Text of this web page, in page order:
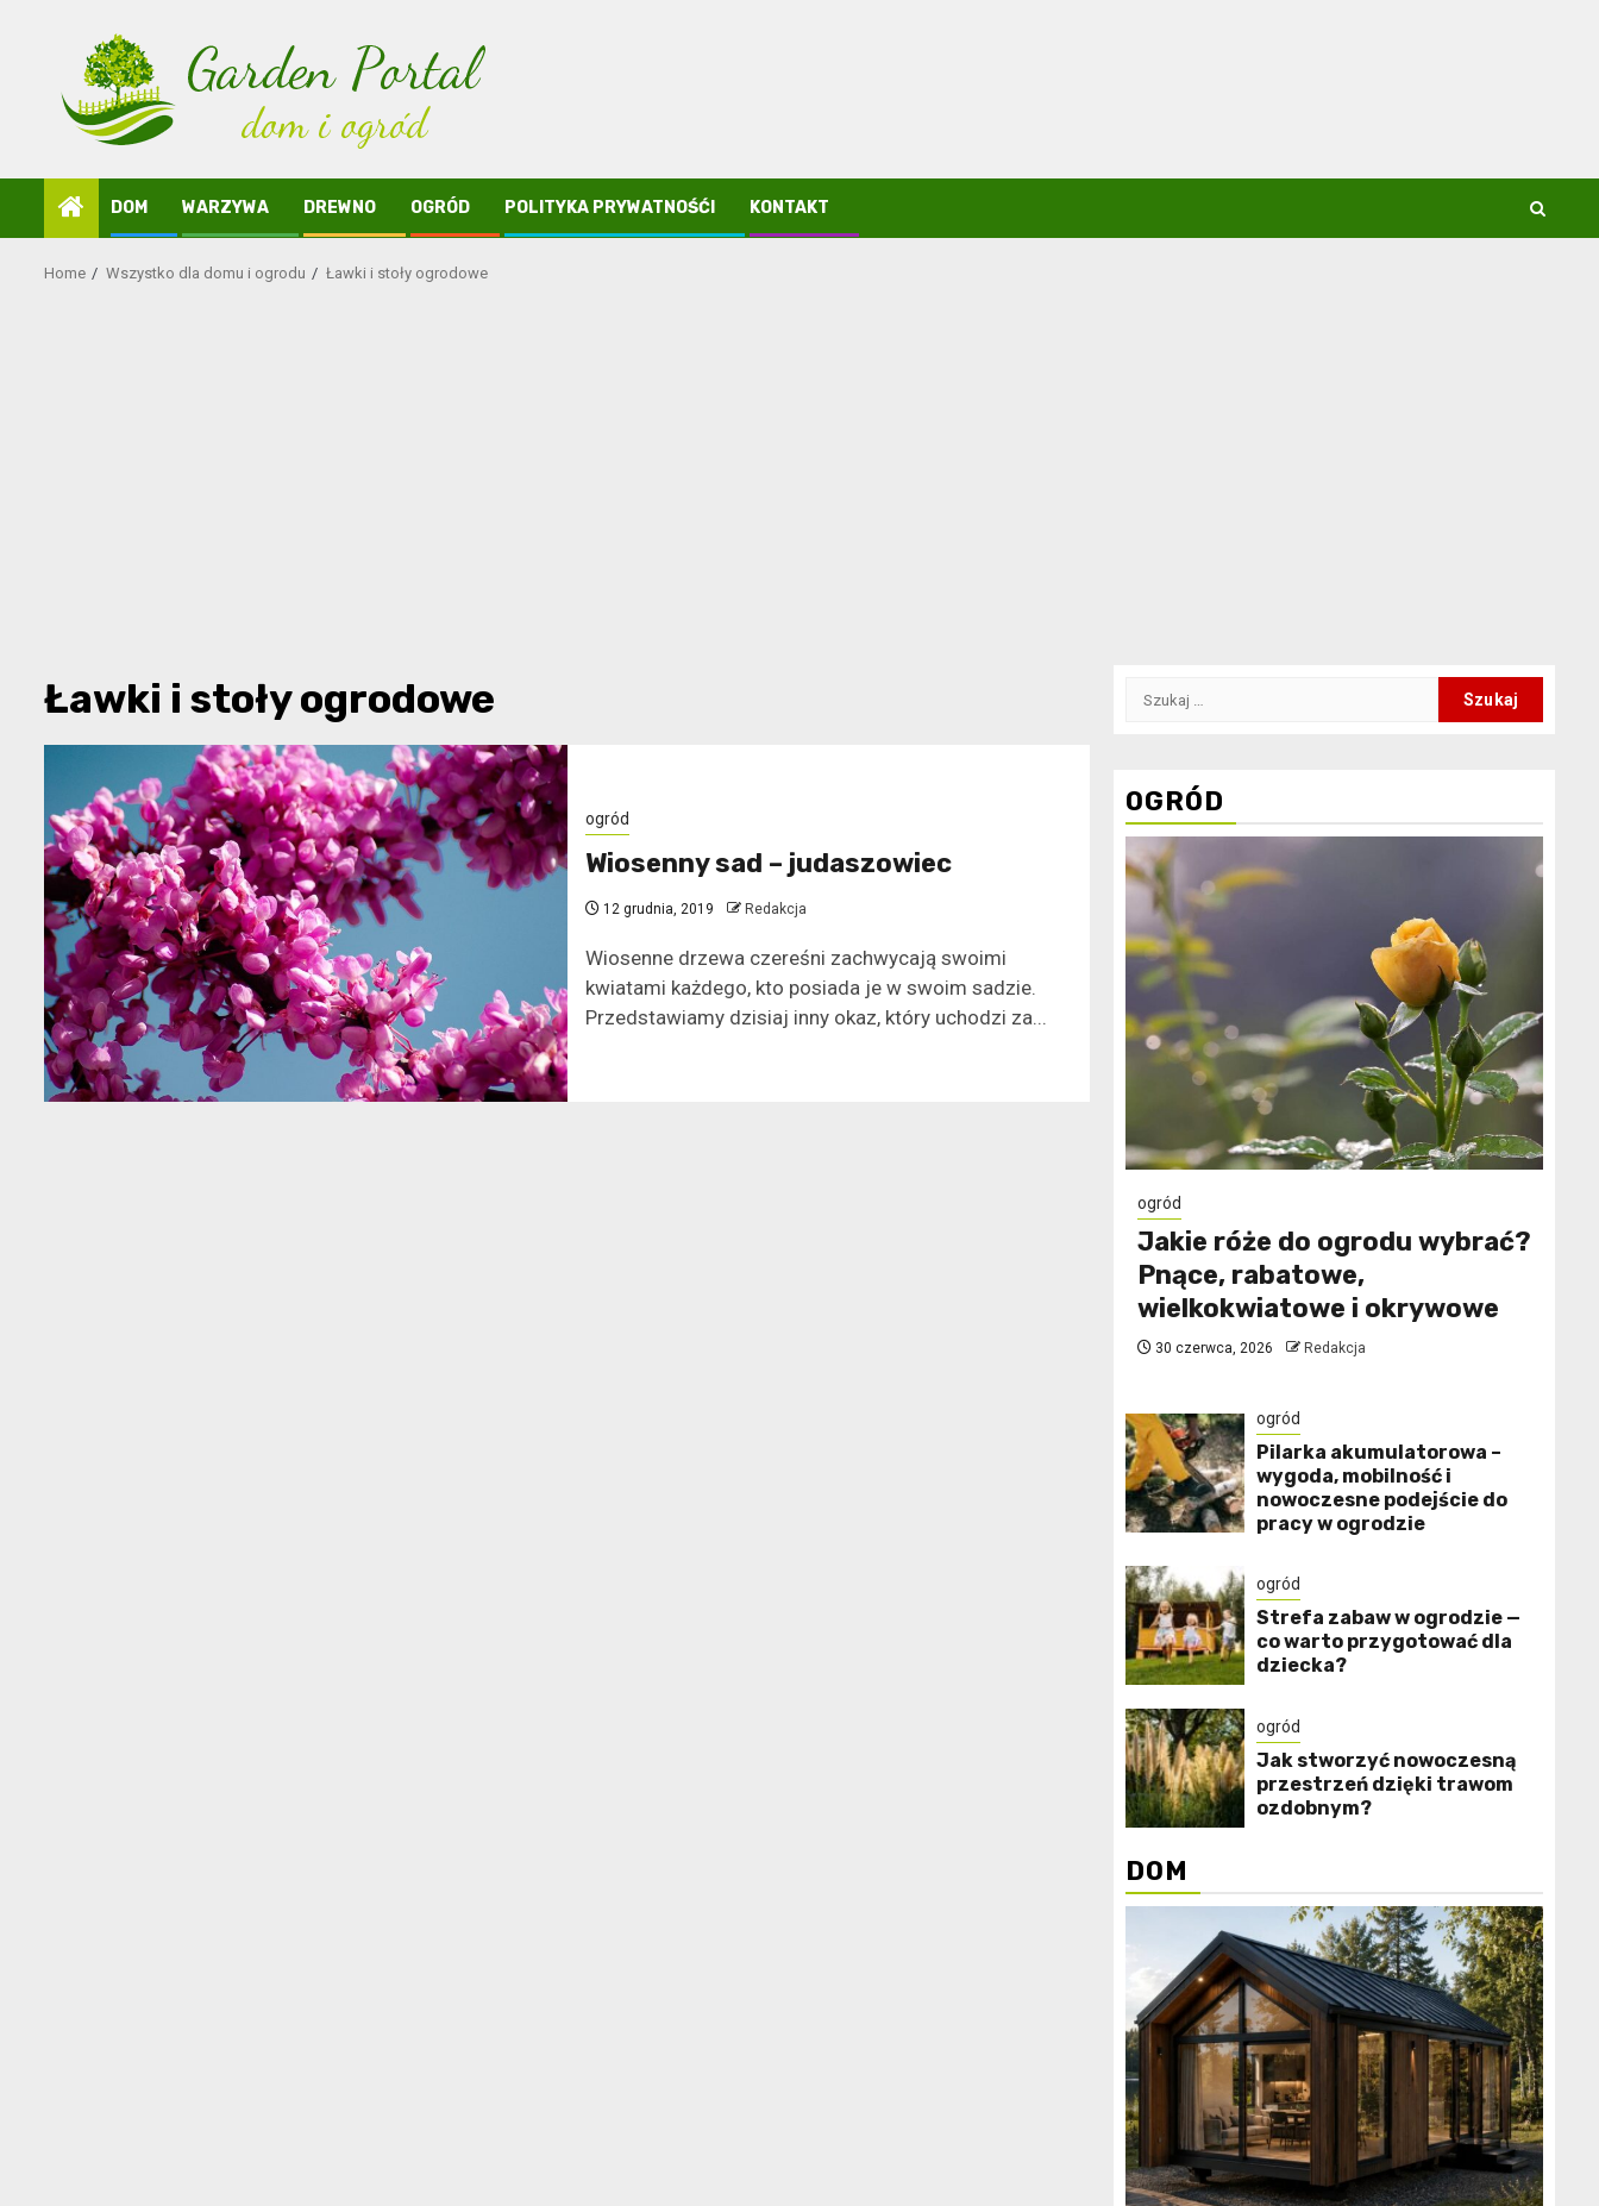
DOM WARZYWA DREWNO OGRÓD POLITYKA PRYWATNOŚĆI KONTAKT
Home Wszystko dla domu i ogrodu Ławki i stoły ogrodowe
Ławki i stoły ogrodowe
ogród
Wiosenny sad – judaszowiec
12 grudnia, 2019 Redakcja
Wiosenne drzewa czereśni zachwycają swoimi
kwiatami każdego, kto posiada je w swoim sadzie.
Przedstawiamy dzisiaj inny okaz, który uchodzi za...
Szukaj:
OGRÓD
ogród
Jakie róże do ogrodu wybrać?
Pnące, rabatowe,
wielkokwiatowe i okrywowe
30 czerwca, 2026 Redakcja
ogród
Pilarka akumulatorowa –
wygoda, mobilność i
nowoczesne podejście do
pracy w ogrodzie
ogród
Strefa zabaw w ogrodzie —
co warto przygotować dla
dziecka?
ogród
Jak stworzyć nowoczesną
przestrzeń dzięki trawom
ozdobnym?
DOM